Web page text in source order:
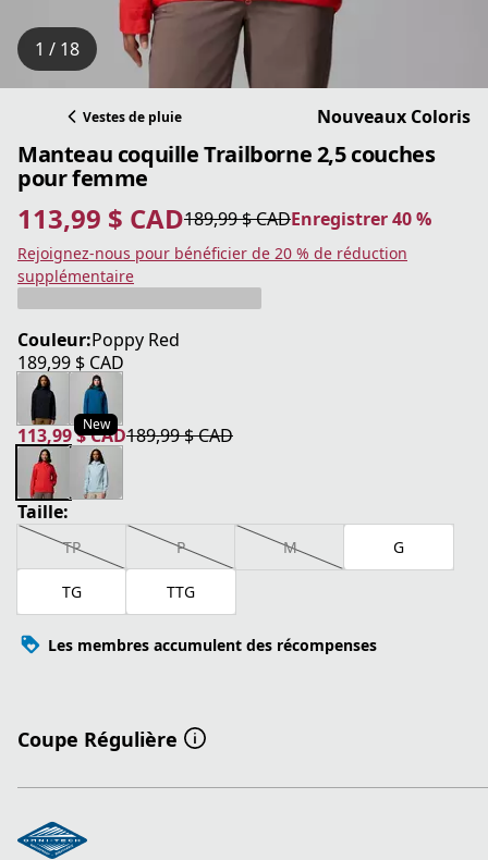
1 / 18
Vestes de pluie Nouveaux Coloris
Manteau coquille Trailborne 2,5 couches
pour femme
113,99 $ CAD
prix actuel 113,99 $ CAD189,99 $ CAD
prix original 189,99 $ CAD Enregistrer 40 %
Enregistrer 40 %
Rejoignez-nous pour bénéficier de 20 % de réduction
supplémentaire
Couleur:Poppy Red
189,99 $ CAD
prix actuel 189,99 $ CAD
New
113,99 $ CAD
prix actuel 113,99 $ CAD
189,99 $ CAD
prix original 189,99 $ CAD
Taille:
TP P M G
TG TTG
Les membres accumulent des récompenses
Coupe Régulière